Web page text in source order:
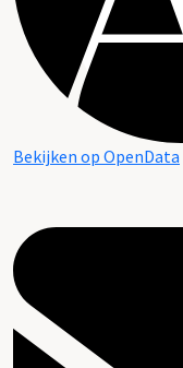
Bekijken op OpenData